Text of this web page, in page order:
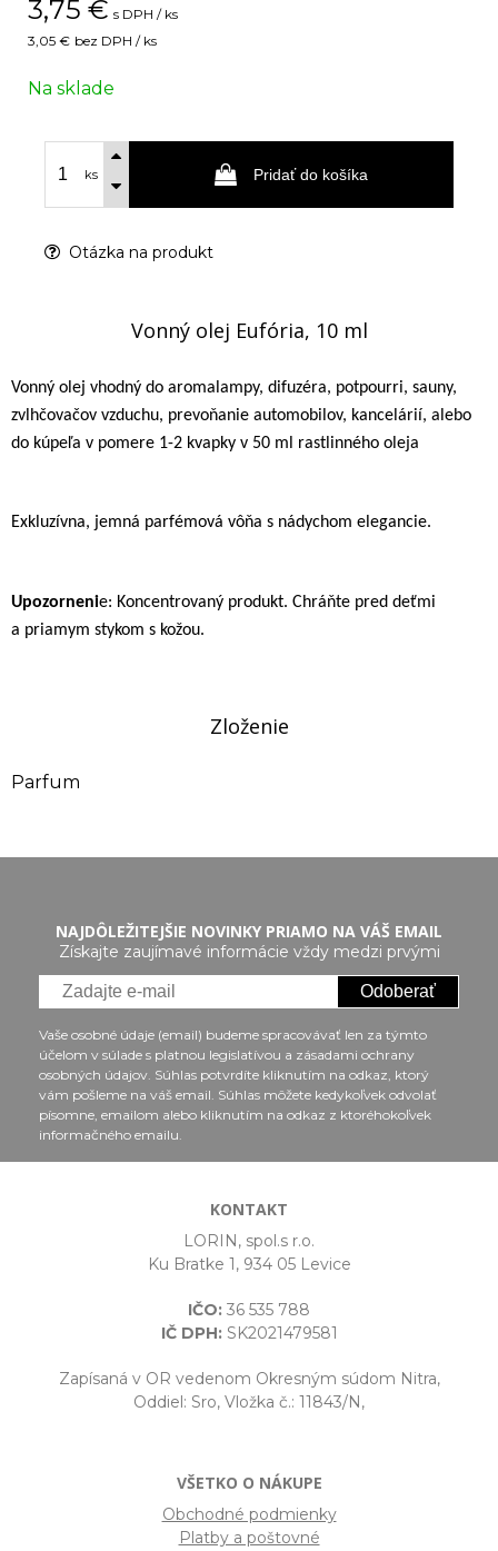
3,75 € s DPH / ks
3,05 € bez DPH / ks
Na sklade
ks Pridať do košíka
Otázka na produkt
Vonný olej Eufória, 10 ml
Vonný olej vhodný do aromalampy, difuzéra, potpourri, sauny,
zvlhčovačov vzduchu, prevoňanie automobilov, kancelárií, alebo
do kúpeľa v pomere 1-2 kvapky v 50 ml rastlinného oleja
Exkluzívna, jemná parfémová vôňa s nádychom elegancie.
Upozornenie: Koncentrovaný produkt. Chráňte pred deťmi
a priamym stykom s kožou.
Zloženie
Parfum
NAJDÔLEŽITEJŠIE NOVINKY PRIAMO NA VÁŠ EMAIL
Získajte zaujímavé informácie vždy medzi prvými
Odoberať
Vaše osobné údaje (email) budeme spracovávať len za týmto
účelom v súlade s platnou legislatívou a zásadami ochrany
osobných údajov. Súhlas potvrdíte kliknutím na odkaz, ktorý
vám pošleme na váš email. Súhlas môžete kedykoľvek odvolať
písomne, emailom alebo kliknutím na odkaz z ktoréhokoľvek
informačného emailu.
KONTAKT
LORIN, spol.s r.o.
Ku Bratke 1, 934 05 Levice
IČO: 36 535 788
IČ DPH:SK2021479581
Zapísaná v OR vedenom Okresným súdom Nitra,
Oddiel: Sro, Vložka č.: 11843/N,
VŠETKO O NÁKUPE
Obchodné podmienky
Platby a poštovné